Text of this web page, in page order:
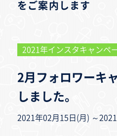
をご案内します
2021年インスタキャンペ
2月フォロワーキ
しました。
2021年02月15日(月) ～